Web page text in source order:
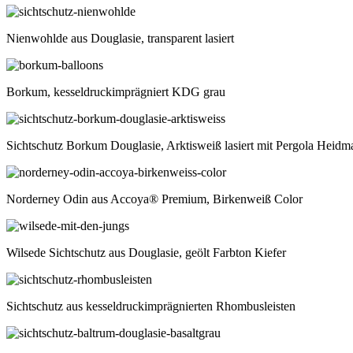
Nienwohlde aus Douglasie, transparent lasiert
Borkum, kesseldruckimprägniert KDG grau
Sichtschutz Borkum Douglasie, Arktisweiß lasiert mit Pergola
Norderney Odin aus Accoya® Premium, Birkenweiß Color
Wilsede Sichtschutz aus Douglasie, geölt Farbton Kiefer
Sichtschutz aus kesseldruckimprägnierten Rhombusleisten